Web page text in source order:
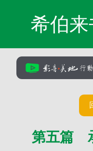
希伯
第五篇